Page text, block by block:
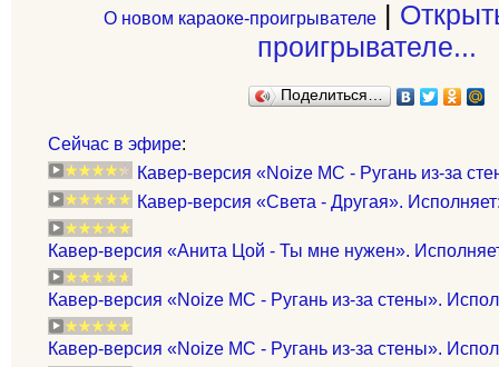
О новом караоке-проигрывателе|
проигрывателе...
Поделиться…
Сейчас в эфире:
Кавер-версия «Noize MC - Ругань из-за
Кавер-версия «Света - Другая».
Кавер-версия «Анита Цой - Ты мне нужен».
Кавер-версия «Noize MC - Ругань из-за стены».
Кавер-версия «Noize MC - Ругань из-за стены».